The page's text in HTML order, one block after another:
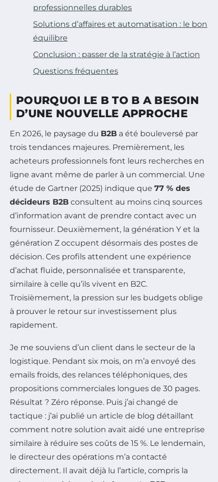
professionnelles durables
Solutions d’affaires et automatisation : le bon
équilibre
Conclusion : passer de la stratégie à l’action
Questions fréquentes
POURQUOI LE B TO B A BESOIN
D’UNE NOUVELLE APPROCHE
En 2026, le paysage du B2B a été bouleversé par
trois tendances majeures. Premièrement, les
acheteurs professionnels font leurs recherches en
ligne avant même de parler à un commercial. Une
étude de Gartner (2025) indique que 77 % des
décideurs B2B consultent au moins cinq sources
d’information avant de prendre contact avec un
fournisseur. Deuxièmement, la génération Y et la
génération Z occupent désormais des postes de
décision. Ces profils attendent une expérience
d’achat fluide, personnalisée et transparente,
similaire à celle qu’ils vivent en B2C.
Troisièmement, la pression sur les budgets oblige
à prouver le retour sur investissement plus
rapidement.
Je me souviens d’un client dans le secteur de la
logistique. Pendant six mois, on m’a envoyé des
emails froids, des relances téléphoniques, des
propositions commerciales longues de 30 pages.
Résultat ? Zéro réponse. Puis j’ai changé de
tactique : j’ai publié un article de blog détaillant
comment notre solution avait aidé une entreprise
similaire à réduire ses coûts de 15 %. Le lendemain,
le directeur des opérations m’a contacté
directement. Il avait déjà lu l’article, compris la